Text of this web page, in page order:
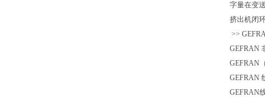
字量在变
挤出机闭
>>
GEFRAN
GEFRAN
GEFRAN
GEFRAN